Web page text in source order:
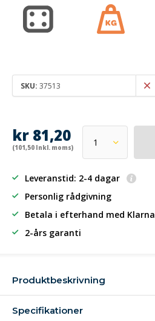
SKU: 37513
kr 81,20
(101,50 Inkl. moms)
Leveranstid: 2-4 dagar
Personlig rådgivning
Betala i efterhand med Klarna
2-års garanti
Produktbeskrivning
Specifikationer